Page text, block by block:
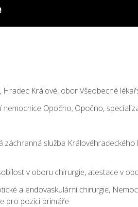
Hradec Králové, obor Všeobecné
nemocnice Opočno, Opočno,
záchranná služba Královéhradeckého
v oboru chirurgie, atestace v
a endovaskulární chirurgie,
pro pozici primáře